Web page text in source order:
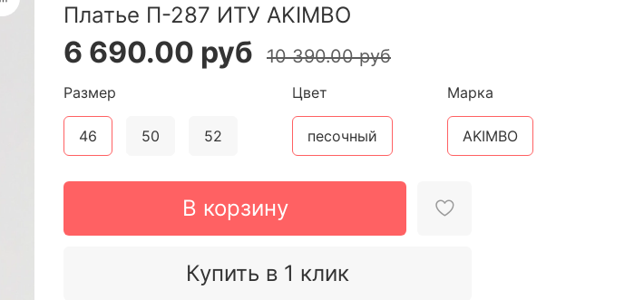
Платье П-287 ИТУ AKIMBO
6 690.00 руб 10 390.00 руб
В корзину
Купить в 1 клик
Размер
46 50 52
Цвет
песочный
Марка
AKIMBO